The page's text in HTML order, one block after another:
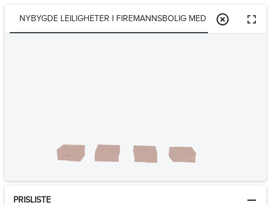
NYBYGDE LEILIGHETER I FIREMANNSBOLIG MED GOD
PRISLISTE